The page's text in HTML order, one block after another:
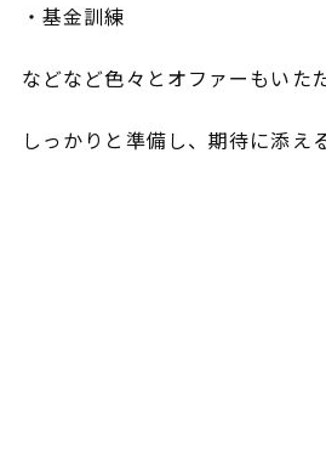
・基金訓練
などなど色々とオファーもいた
しっかりと準備し、期待に添え